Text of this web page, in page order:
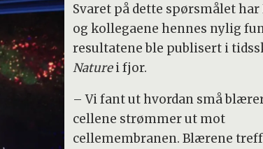
Svaret på dette spørsmålet har
og kollegaene hennes nylig
resultatene ble publisert i
Naturei fjor.
– Vi fant ut hvordan små
cellene strømmer ut mot
cellemembranen. Blærene